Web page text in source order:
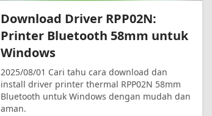
Download Driver RPP02N:
Printer Bluetooth 58mm untuk
Windows
2025/08/01 Cari tahu cara download dan
install driver printer thermal RPP02N 58mm
Bluetooth untuk Windows dengan mudah dan
aman.